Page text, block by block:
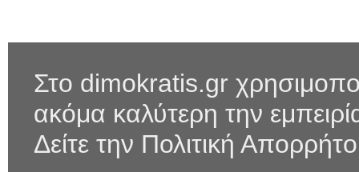
Στο dimokratis.gr
ακόμα καλύτερη την
Δείτε την Πολιτική